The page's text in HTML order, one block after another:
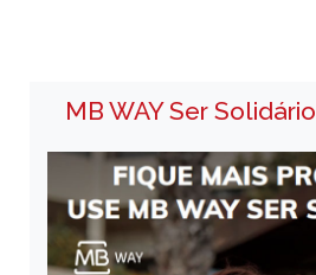
MB WAY Ser Solidário